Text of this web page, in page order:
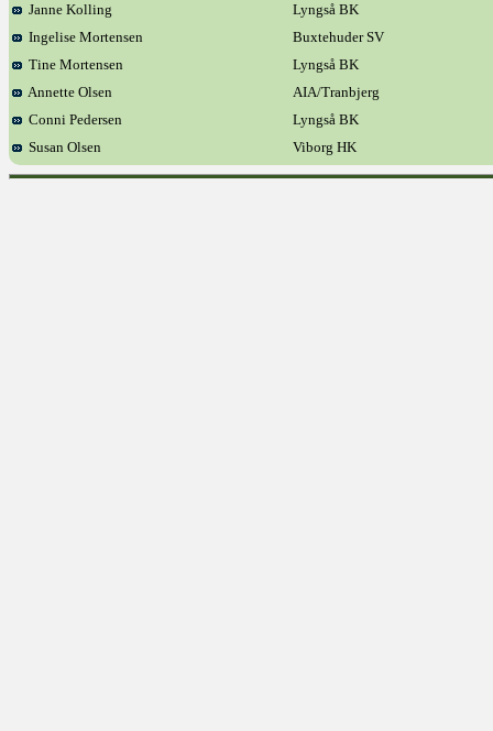
Janne Kolling
Lyngså BK
Ingelise Mortensen
Buxtehuder SV
Tine Mortensen
Lyngså BK
Annette Olsen
AIA/Tranbjerg
Conni Pedersen
Lyngså BK
Susan Olsen
Viborg HK